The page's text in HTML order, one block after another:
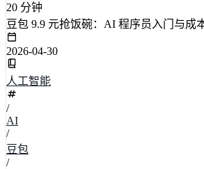
20 分钟
豆包 9.9 元抢饭碗：AI 程序员入门与成
2026-04-30
人工智能
/
AI
/
豆包
/